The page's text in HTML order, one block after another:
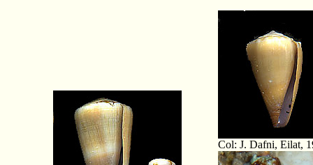
Col: J. Dafni, Eilat,